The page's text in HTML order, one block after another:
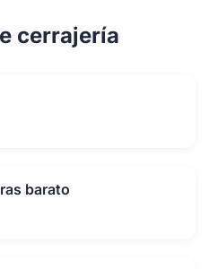
cerrajería
barato